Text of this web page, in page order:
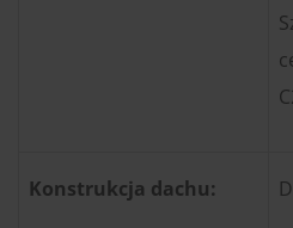
Konstrukcja dachu: